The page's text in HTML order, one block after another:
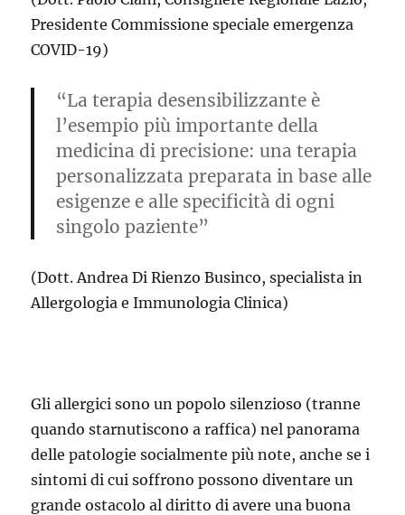
Presidente Commissione speciale emergenza
COVID-19)
“La terapia desensibilizzante è
l’esempio più importante della
medicina di precisione: una terapia
personalizzata preparata in base alle
esigenze e alle specificità di ogni
singolo paziente”
(Dott. Andrea Di Rienzo Businco, specialista in
Allergologia e Immunologia Clinica)
Gli allergici sono un popolo silenzioso (tranne
quando starnutiscono a raffica) nel panorama
delle patologie socialmente più note, anche se i
sintomi di cui soffrono possono diventare un
grande ostacolo al diritto di avere una buona